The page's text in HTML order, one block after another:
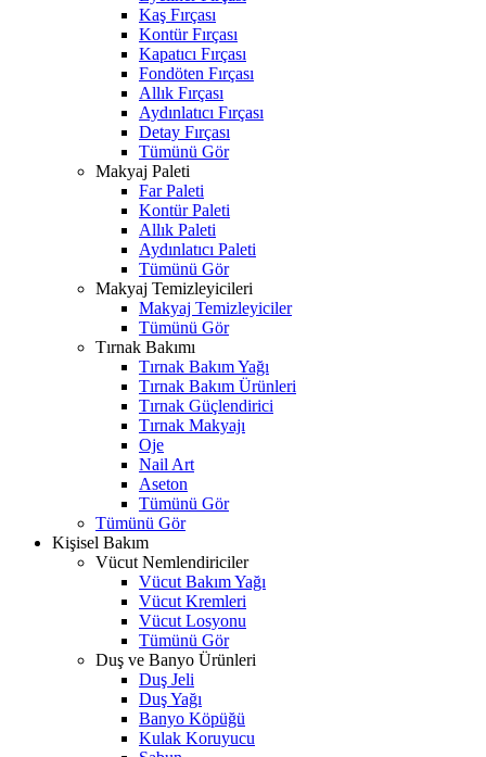
Kaş Fırçası
Kontür Fırçası
Kapatıcı Fırçası
Fondöten Fırçası
Allık Fırçası
Aydınlatıcı Fırçası
Detay Fırçası
Tümünü Gör
Makyaj Paleti
Far Paleti
Kontür Paleti
Allık Paleti
Aydınlatıcı Paleti
Tümünü Gör
Makyaj Temizleyicileri
Makyaj Temizleyiciler
Tümünü Gör
Tırnak Bakımı
Tırnak Bakım Yağı
Tırnak Bakım Ürünleri
Tırnak Güçlendirici
Tırnak Makyajı
Oje
Nail Art
Aseton
Tümünü Gör
Tümünü Gör
Kişisel Bakım
Vücut Nemlendiriciler
Vücut Bakım Yağı
Vücut Kremleri
Vücut Losyonu
Tümünü Gör
Duş ve Banyo Ürünleri
Duş Jeli
Duş Yağı
Banyo Köpüğü
Kulak Koruyucu